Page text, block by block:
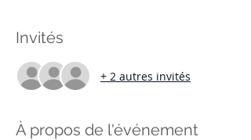
Invités
+ 2 autres invités
À propos de l'événement